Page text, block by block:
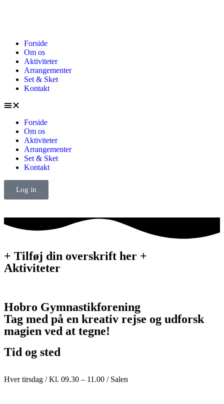
Forside
Om os
Aktiviteter
Arrangementer
Set & Sket
Kontakt
Forside
Om os
Aktiviteter
Arrangementer
Set & Sket
Kontakt
Log in
+ Tilføj din overskrift her +
Aktiviteter
Hobro Gymnastikforening
Tag med på en kreativ rejse og udforsk
magien ved at tegne!
Tid og sted
Hver tirsdag / Kl. 09.30 – 11.00 / Salen